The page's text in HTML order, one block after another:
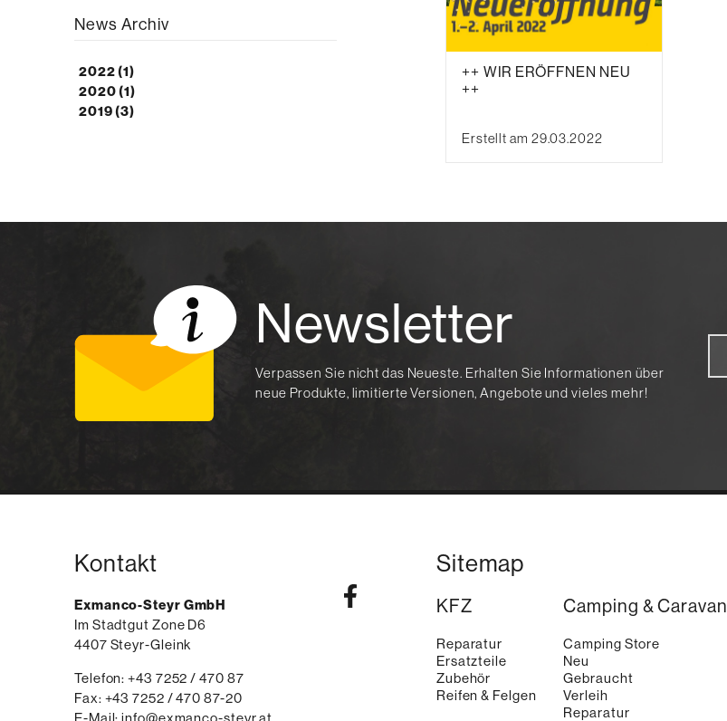
++ WIR ERÖFFNEN NEU
++
Erstellt am 29.03.2022
News Archiv
2022(1)
2020(1)
2019(3)
Newsletter
Verpassen Sie nicht das Neueste. Erhalten Sie Informationen über
neue Produkte, limitierte Versionen, Angebote und vieles mehr!
Kontakt
Exmanco-Steyr GmbH
Im Stadtgut Zone D6
4407 Steyr-Gleink
Telefon: voice
+43 7252 / 470 87
Fax: fax
+43 7252 / 470 87-20
Sitemap
KFZ
Reparatur
Ersatzteile
Zubehör
Reifen & Felgen
Camping & Caravan
Camping Store
Neu
Gebraucht
Verleih
Reparatur